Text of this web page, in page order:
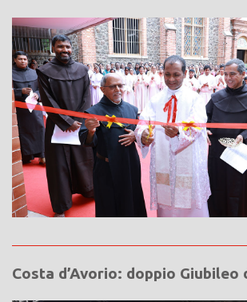
Costa d’Avorio: doppio Giubileo